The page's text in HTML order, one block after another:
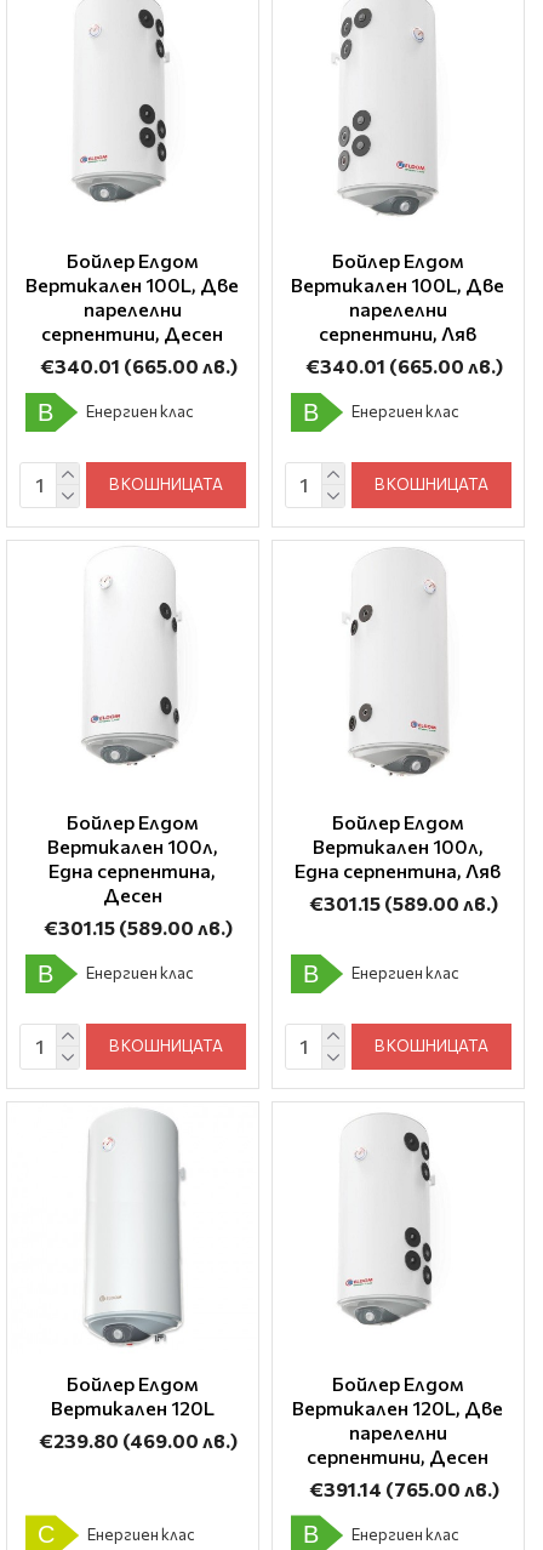
Бойлер Елдом
Вертикален 100L, Две
парелелни
серпентини, Десен
€340.01 (665.00 лв.)
B Енергиен клас
В КОШНИЦАТА
Бойлер Елдом
Вертикален 100L, Две
парелелни
серпентини, Ляв
€340.01 (665.00 лв.)
B Енергиен клас
В КОШНИЦАТА
Бойлер Елдом
Вертикален 100л,
Една серпентина,
Десен
€301.15 (589.00 лв.)
B Енергиен клас
В КОШНИЦАТА
Бойлер Елдом
Вертикален 100л,
Една серпентина, Ляв
€301.15 (589.00 лв.)
B Енергиен клас
В КОШНИЦАТА
Бойлер Елдом
Вертикален 120L
€239.80 (469.00 лв.)
C Енергиен клас
Бойлер Елдом
Вертикален 120L, Две
парелелни
серпентини, Десен
€391.14 (765.00 лв.)
B Енергиен клас